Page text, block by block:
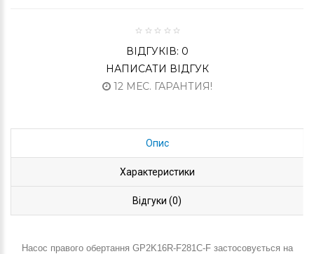
ВІДГУКІВ: 0
НАПИСАТИ ВІДГУК
12 МЕС. ГАРАНТИЯ!
Опис
Характеристики
Відгуки (0)
Насос правого обертання GP2K16R-F281C-F застосовується на